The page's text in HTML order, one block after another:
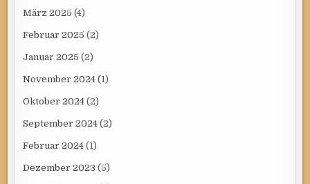
März 2025 (4)
Februar 2025 (2)
Januar 2025 (2)
November 2024 (1)
Oktober 2024 (2)
September 2024 (2)
Februar 2024 (1)
Dezember 2023 (5)